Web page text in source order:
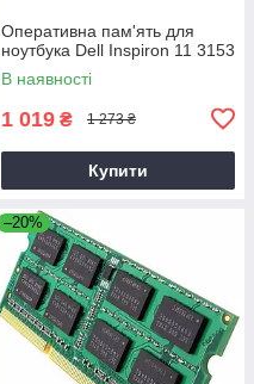
Оперативна пам'ять для
ноутбука Dell Inspiron 11 3153
В наявності
1 019 ₴ 1 273 ₴
Купити
–20%